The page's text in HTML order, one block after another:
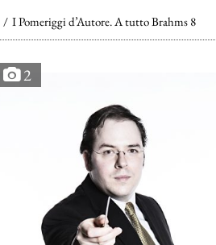
I Pomeriggi d’Autore. A tutto Brahms 8
2